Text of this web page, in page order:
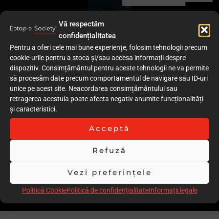
Vă respectăm
confidențialitatea
Pentru a oferi cele mai bune experiențe, folosim tehnologii precum
cookie-urile pentru a stoca și/sau accesa informații despre
dispozitiv. Consimțământul pentru aceste tehnologii ne va permite
să procesăm date precum comportamentul de navigare sau ID-uri
unice pe acest site. Neacordarea consimțământului sau
retragerea acestuia poate afecta negativ anumite funcționalități
și caracteristici.
Acceptă
Refuză
Vezi preferințele
Politică CookiePolitică de confidențialitateInformații legale